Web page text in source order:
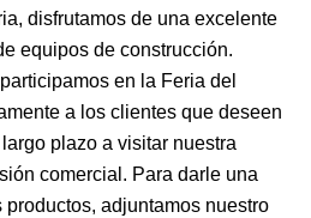
disfrutamos de una excelente
equipos de construcción.
en la Feria del
a los clientes que deseen
plazo a visitar nuestra
comercial. Para darle una
adjuntamos nuestro